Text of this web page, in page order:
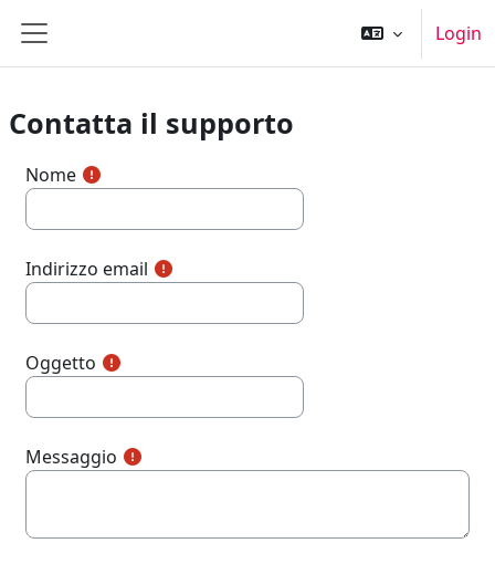
Pannello laterale
Login
Contatta il supporto
Nome
Indirizzo email
Oggetto
Messaggio